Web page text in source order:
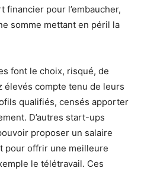
financier pour l’embaucher,
somme mettant en péril la
font le choix, risqué, de
élevés compte tenu de leurs
qualifiés, censés apporter
D’autres start-ups
proposer un salaire
pour offrir une meilleure
le télétravail. Ces